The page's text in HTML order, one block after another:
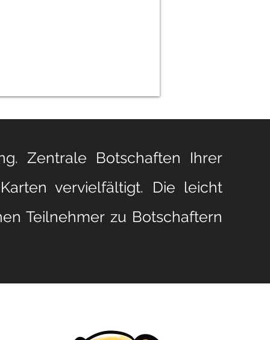
Zentrale Botschaften Ihrer
vervielfältigt. Die leicht
Teilnehmer zu Botschaftern